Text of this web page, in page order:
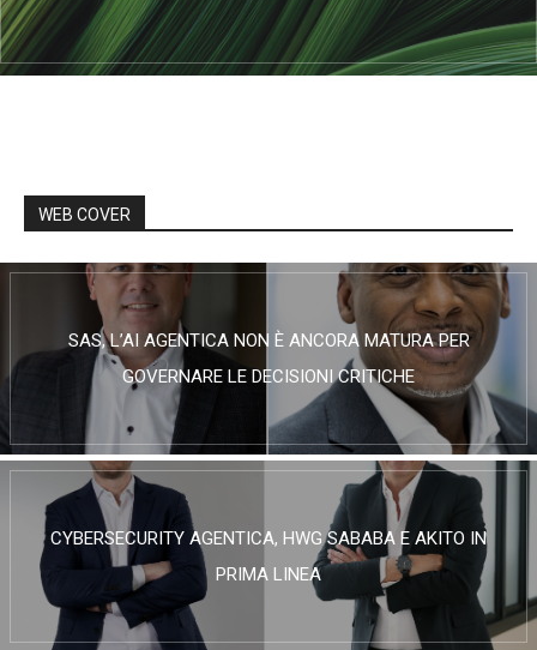
WEB COVER
SAS, L’AI AGENTICA NON È ANCORA MATURA PER
GOVERNARE LE DECISIONI CRITICHE
CYBERSECURITY AGENTICA, HWG SABABA E AKITO IN
PRIMA LINEA